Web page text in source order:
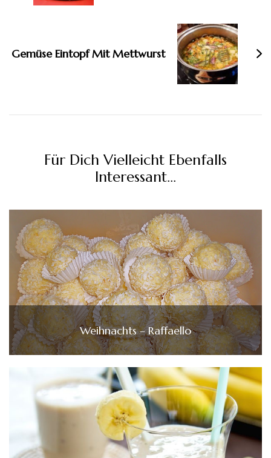
Gemüse Eintopf Mit Mettwurst
Für Dich Vielleicht Ebenfalls
Interessant...
Weihnachts – Raffaello